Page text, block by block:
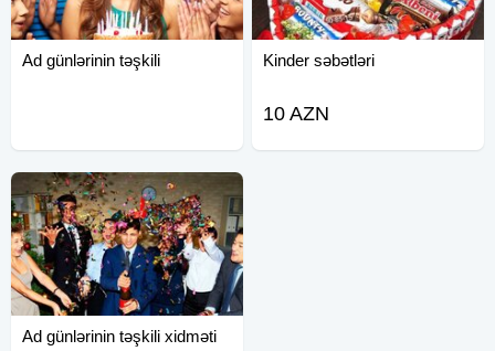
Ad günlərinin təşkili Kinder səbətləri
10 AZN
Ad günlərinin təşkili xidməti